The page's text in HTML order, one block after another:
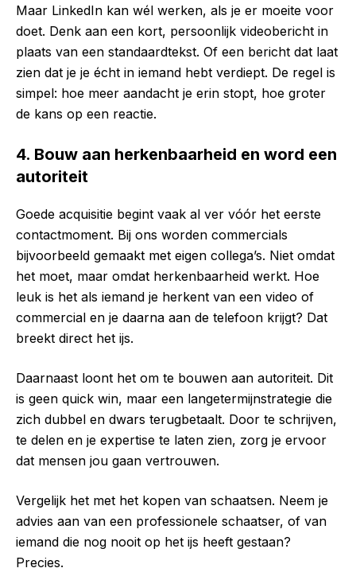
Maar LinkedIn kan wél werken, als je er moeite voor
doet. Denk aan een kort, persoonlijk videobericht in
plaats van een standaardtekst. Of een bericht dat laat
zien dat je je écht in iemand hebt verdiept. De regel is
simpel: hoe meer aandacht je erin stopt, hoe groter
de kans op een reactie.
4. Bouw aan herkenbaarheid en word een
autoriteit
Goede acquisitie begint vaak al ver vóór het eerste
contactmoment. Bij ons worden commercials
bijvoorbeeld gemaakt met eigen collega’s. Niet omdat
het moet, maar omdat herkenbaarheid werkt. Hoe
leuk is het als iemand je herkent van een video of
commercial en je daarna aan de telefoon krijgt? Dat
breekt direct het ijs.
Daarnaast loont het om te bouwen aan autoriteit. Dit
is geen quick win, maar een langetermijnstrategie die
zich dubbel en dwars terugbetaalt. Door te schrijven,
te delen en je expertise te laten zien, zorg je ervoor
dat mensen jou gaan vertrouwen.
Vergelijk het met het kopen van schaatsen. Neem je
advies aan van een professionele schaatser, of van
iemand die nog nooit op het ijs heeft gestaan?
Precies.